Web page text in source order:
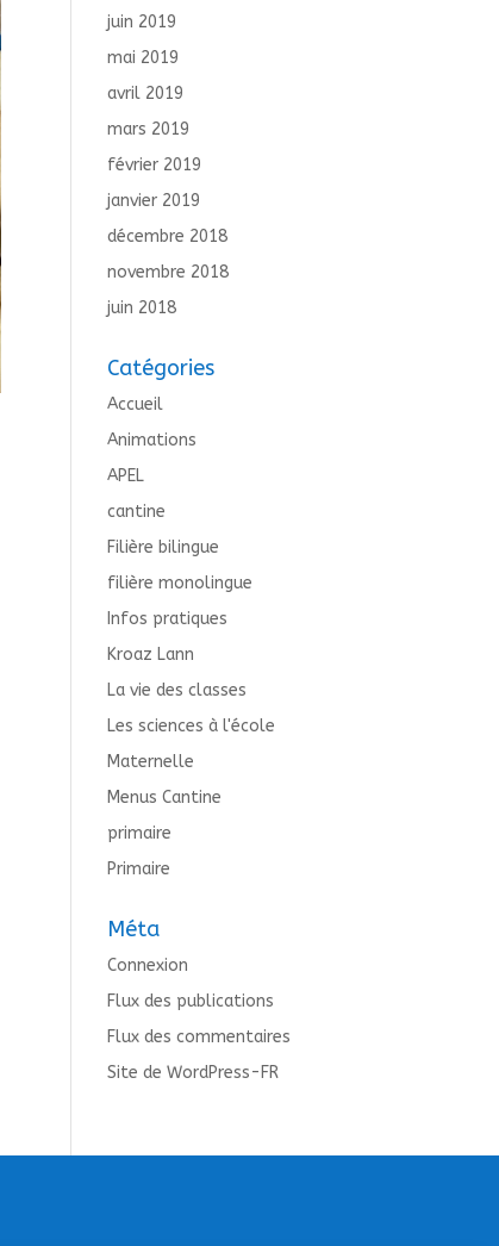
juin 2019
mai 2019
avril 2019
mars 2019
février 2019
janvier 2019
décembre 2018
novembre 2018
juin 2018
Catégories
Accueil
Animations
APEL
cantine
Filière bilingue
filière monolingue
Infos pratiques
Kroaz Lann
La vie des classes
Les sciences à l'école
Maternelle
Menus Cantine
primaire
Primaire
Méta
Connexion
Flux des publications
Flux des commentaires
Site de WordPress-FR